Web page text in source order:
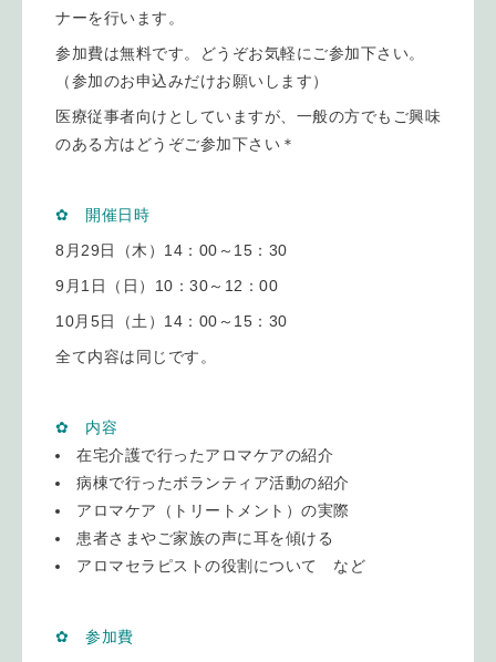
ナーを行います。
参加費は無料です。どうぞお気軽にご参加下さい。
（参加のお申込みだけお願いします）
医療従事者向けとしていますが、一般の方でもご興味
のある方はどうぞご参加下さい＊
✿ 開催日時
8月29日（木）14：00～15：30
9月1日（日）10：30～12：00
10月5日（土）14：00～15：30
全て内容は同じです。
✿ 内容
在宅介護で行ったアロマケアの紹介
病棟で行ったボランティア活動の紹介
アロマケア（トリートメント）の実際
患者さまやご家族の声に耳を傾ける
アロマセラピストの役割について など
✿ 参加費